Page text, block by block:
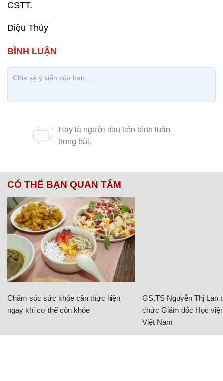
CSTT.
Diệu Thùy
CÓ THỂ BẠN QUAN TÂM
Chăm sóc sức khỏe cần thực hiện
ngay khi cơ thể còn khỏe
GS.TS Nguyễn Thị Lan
chức Giám đốc Học
Việt Nam